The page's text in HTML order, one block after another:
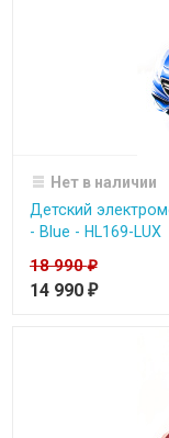
Нет в наличии
Детский
- Blue - HL169-LUX
18 990₽
14 990 ₽